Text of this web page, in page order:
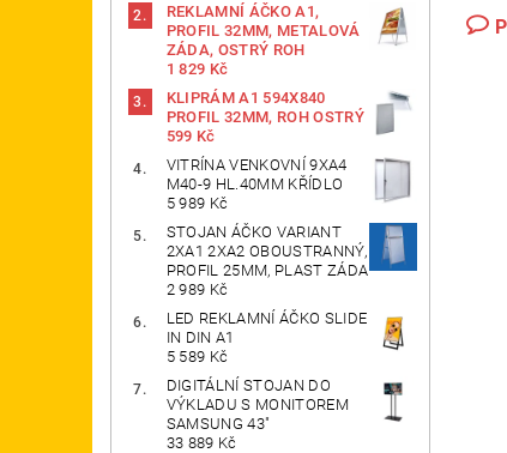
REKLAMNÍ ÁČKO A1,
PROFIL 32MM, METALOVÁ
ZÁDA, OSTRÝ ROH
1 829 Kč
KLIPRÁM A1 594X840
PROFIL 32MM, ROH OSTRÝ
599 Kč
VITRÍNA VENKOVNÍ 9XA4
M40-9 HL.40MM KŘÍDLO
5 989 Kč
STOJAN ÁČKO VARIANT
2XA1 2XA2 OBOUSTRANNÝ,
PROFIL 25MM, PLAST ZÁDA
2 989 Kč
LED REKLAMNÍ ÁČKO SLIDE
IN DIN A1
5 589 Kč
DIGITÁLNÍ STOJAN DO
VÝKLADU S MONITOREM
SAMSUNG 43"
33 889 Kč